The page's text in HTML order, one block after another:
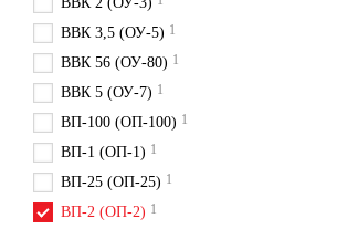
ВВК 3,5 (ОУ-5) 1
ВВК 56 (ОУ-80) 1
ВВК 5 (ОУ-7) 1
ВП-100 (ОП-100) 1
ВП-1 (ОП-1) 1
ВП-25 (ОП-25) 1
ВП-2 (ОП-2) 1